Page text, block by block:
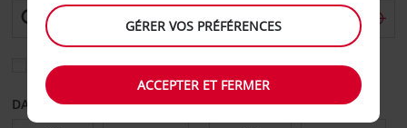
Sélectionnez une autre agence de retour
DATE DE DÉBUT DATE DE FIN
GÉRER VOS PRÉFÉRENCES
ACCEPTER ET FERMER